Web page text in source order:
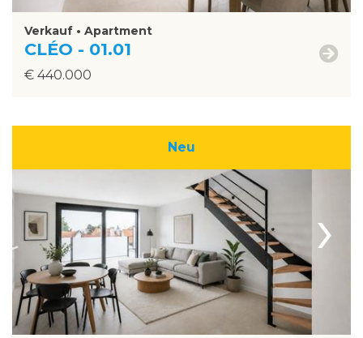
Verkauf • Apartment
CLÉO - 01.01
€ 440.000
Neu
›